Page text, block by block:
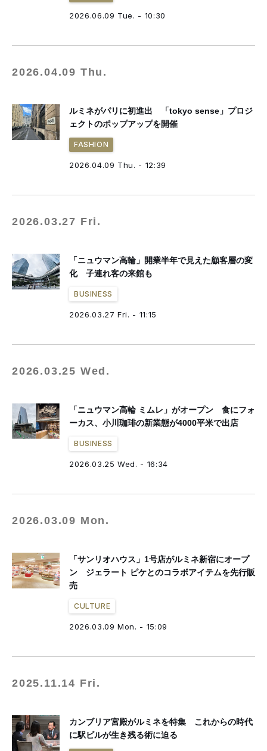
2026.06.09 Tue. - 10:30
2026.04.09 Thu.
ルミネがパリに初進出 「tokyo sense」プロジ
ェクトのポップアップを開催
FASHION
2026.04.09 Thu. - 12:39
2026.03.27 Fri.
「ニュウマン高輪」開業半年で見えた顧客層の変
化 子連れ客の来館も
BUSINESS
2026.03.27 Fri. - 11:15
2026.03.25 Wed.
「ニュウマン高輪 ミムレ」がオープン 食にフォ
ーカス、小川珈琲の新業態が4000平米で出店
BUSINESS
2026.03.25 Wed. - 16:34
2026.03.09 Mon.
「サンリオハウス」1号店がルミネ新宿にオープ
ン ジェラート ピケとのコラボアイテムを先行販
売
CULTURE
2026.03.09 Mon. - 15:09
2025.11.14 Fri.
カンブリア宮殿がルミネを特集 これからの時代
に駅ビルが生き残る術に迫る